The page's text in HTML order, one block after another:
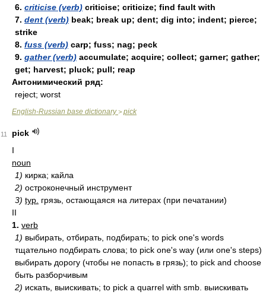
6. criticise (verb) criticise; criticize; find fault with
7. dent (verb) beak; break up; dent; dig into; indent; pierce;
strike
8. fuss (verb) carp; fuss; nag; peck
9. gather (verb) accumulate; acquire; collect; garner; gather;
get; harvest; pluck; pull; reap
Антонимический ряд:
reject; worst
English-Russian base dictionary> pick
11
pick
I
noun
1) кирка; кайла
2) остроконечный инструмент
3) typ. грязь, остающаяся на литерах (при печатании)
II
1. verb
1) выбирать, отбирать, подбирать; to pick one's words
тщательно подбирать слова; to pick one's way (или one's steps)
выбирать дорогу (чтобы не попасть в грязь); to pick and choose
быть разборчивым
2) искать, выискивать; to pick a quarrel with smb. выискивать